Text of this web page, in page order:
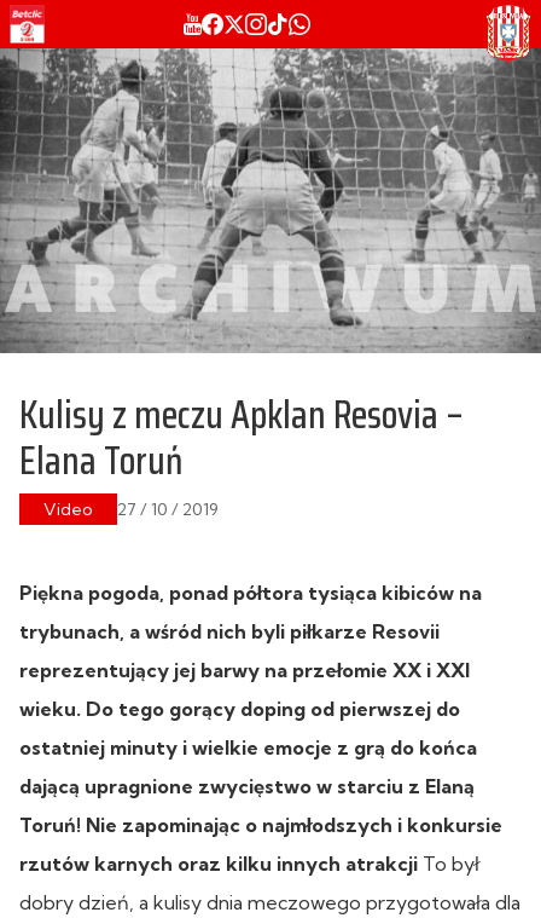
Kulisy z meczu Apklan Resovia –
Elana Toruń
Video 27 / 10 / 2019
Piękna pogoda, ponad półtora tysiąca kibiców na
trybunach, a wśród nich byli piłkarze Resovii
reprezentujący jej barwy na przełomie XX i XXI
wieku. Do tego gorący doping od pierwszej do
ostatniej minuty i wielkie emocje z grą do końca
dającą upragnione zwycięstwo w starciu z Elaną
Toruń! Nie zapominając o najmłodszych i konkursie
rzutów karnych oraz kilku innych atrakcji To był
dobry dzień, a kulisy dnia meczowego przygotowała dla